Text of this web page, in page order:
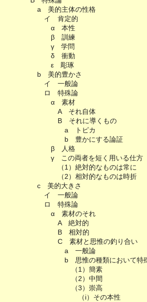
a 美的主体の性格
イ 肯定的
α 本性
β 訓練
γ 学問
δ 衝動
ε 彫琢
b 美的豊かさ
イ 一般論
ロ 特殊論
α 素材
A それ自体
B それに導くもの
a トピカ
b 豊かにする論証
β 人格
γ この両者を短く用いる仕方
（1）絶対的なものは常に
（2）相対的なものは時折
c 美的大きさ
イ 一般論
ロ 特殊論
α 素材のそれ
A 絶対的
B 相対的
C 素材と思惟の釣り合い
a 一般論
b 思惟の種類において特殊
（1）簡素
（2）中間
（3）崇高
（i）その本性